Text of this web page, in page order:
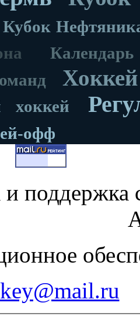
Кубок
хоккей
офф
и